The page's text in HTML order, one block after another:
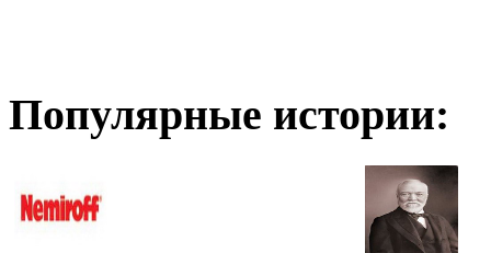
Популярные истории: